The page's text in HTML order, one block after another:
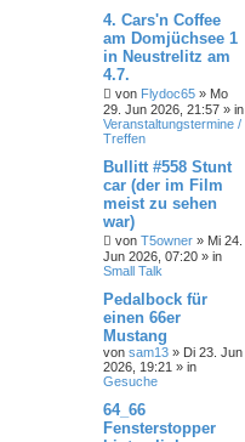
4. Cars'n Coffee
am Domjüchsee 1
in Neustrelitz am
4.7.
von Flydoc65 » Mo
29. Jun 2026, 21:57 » in
Veranstaltungstermine /
Treffen
Bullitt #558 Stunt
car (der im Film
meist zu sehen
war)
von T5owner » Mi 24.
Jun 2026, 07:20 » in
Small Talk
Pedalbock für
einen 66er
Mustang
von sam13 » Di 23. Jun
2026, 19:21 » in
Gesuche
64_66
Fensterstopper